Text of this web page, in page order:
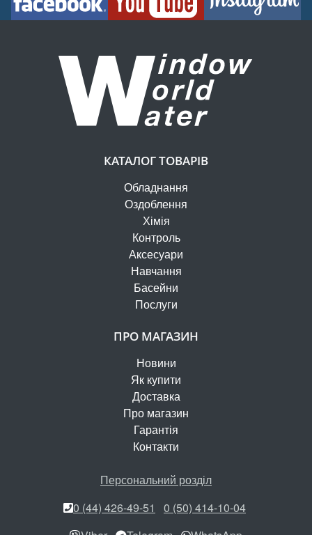
КАТАЛОГ ТОВАРІВ
Обладнання
Оздоблення
Хімія
Контроль
Аксесуари
Навчання
Басейни
Послуги
ПРО МАГАЗИН
Новини
Як купити
Доставка
Про магазин
Гарантія
Контакти
Персональний розділ
0 (44) 426-49-51
0 (50) 414-10-04